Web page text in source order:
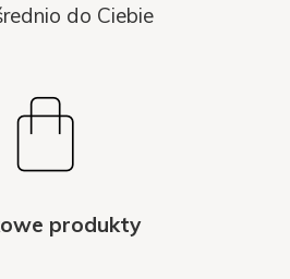
do Ciebie
produkty